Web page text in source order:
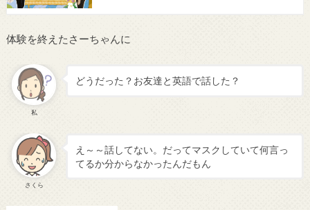
体験を終えたさーちゃんに
私
どうだった？お友達と英語で話した？
さくら
え～～話してない。だってマスクしていて何言っ
てるか分からなかったんだもん